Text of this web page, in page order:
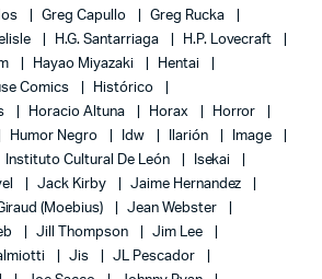
Greg Capullo
Greg Rucka
H.G. Santarriaga
H.P. Lovecraft
Hayao Miyazaki
Hentai
Comics
Histórico
Horacio Altuna Horax
Horror
Humor Negro Idw Ilarión
Image
Instituto Cultural De León
Isekai
Jack Kirby
Jaime Hernandez
(Moebius)
Jean Webster
Jill Thompson
Jim Lee
Jis
JL Pescador